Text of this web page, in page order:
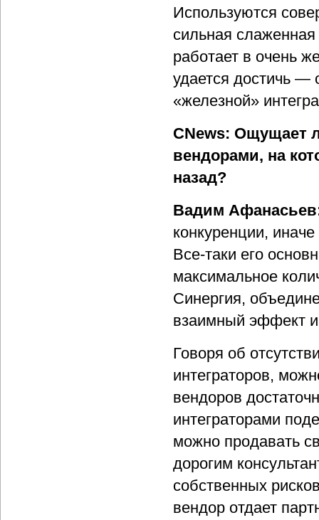
Используются
сильная
работает в очень
удается достичь —
«железной»
CNews: Ощущает
вендорами, на
назад?
Вадим
конкуренции,
Все-таки его
максимальное
Синергия,
взаимный эффект и
Говоря об
интеграторов,
вендоров
интеграторами
можно продавать
дорогим
собственных
вендор отдает